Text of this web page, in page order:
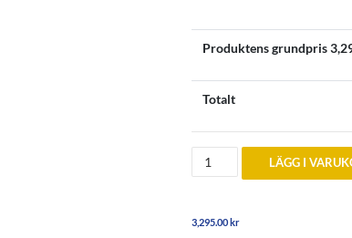
Produktens grundpris
Totalt
Vindskydd
Audi
8J
LÄGG I
3,295.00kr